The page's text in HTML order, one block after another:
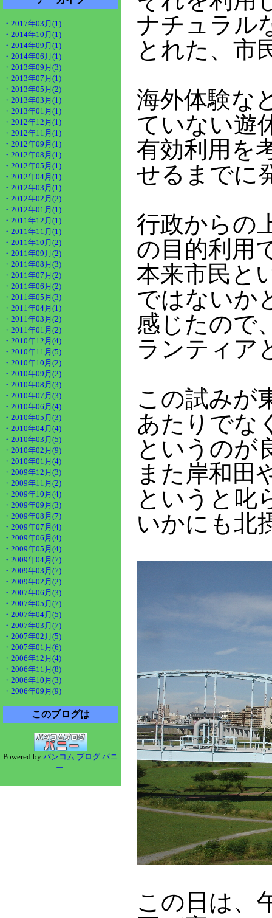
・2017年03月(1)
・2014年10月(1)
・2014年09月(1)
・2014年06月(1)
・2013年09月(3)
・2013年07月(1)
・2013年05月(2)
・2013年03月(1)
・2013年01月(1)
・2012年12月(1)
・2012年11月(1)
・2012年09月(1)
・2012年08月(1)
・2012年05月(1)
・2012年04月(1)
・2012年03月(1)
・2012年02月(2)
・2012年01月(1)
・2011年12月(1)
・2011年11月(1)
・2011年10月(2)
・2011年09月(2)
・2011年08月(3)
・2011年07月(2)
・2011年06月(2)
・2011年05月(3)
・2011年04月(1)
・2011年03月(2)
・2011年01月(2)
・2010年12月(4)
・2010年11月(5)
・2010年10月(2)
・2010年09月(2)
・2010年08月(3)
・2010年07月(3)
・2010年06月(4)
・2010年05月(3)
・2010年04月(4)
・2010年03月(5)
・2010年02月(9)
・2010年01月(4)
・2009年12月(3)
・2009年11月(2)
・2009年10月(4)
・2009年09月(3)
・2009年08月(7)
・2009年07月(4)
・2009年06月(4)
・2009年05月(4)
・2009年04月(7)
・2009年03月(7)
・2009年02月(2)
・2007年06月(3)
・2007年05月(7)
・2007年04月(5)
・2007年03月(7)
・2007年02月(5)
・2007年01月(6)
・2006年12月(4)
・2006年11月(8)
・2006年10月(3)
・2006年09月(9)
このブログは
Powered byバンコム ブログ バニ
ー.
ナチュラル
とれた、市
海外体験な
ていない遊
有効利用を
せるまでに
行政からの
の目的利用
本来市民と
ではないか
感じたので
ランティア
この試みが
あたりでな
というのが
また岸和田
というと叱
いかにも北
この日は、